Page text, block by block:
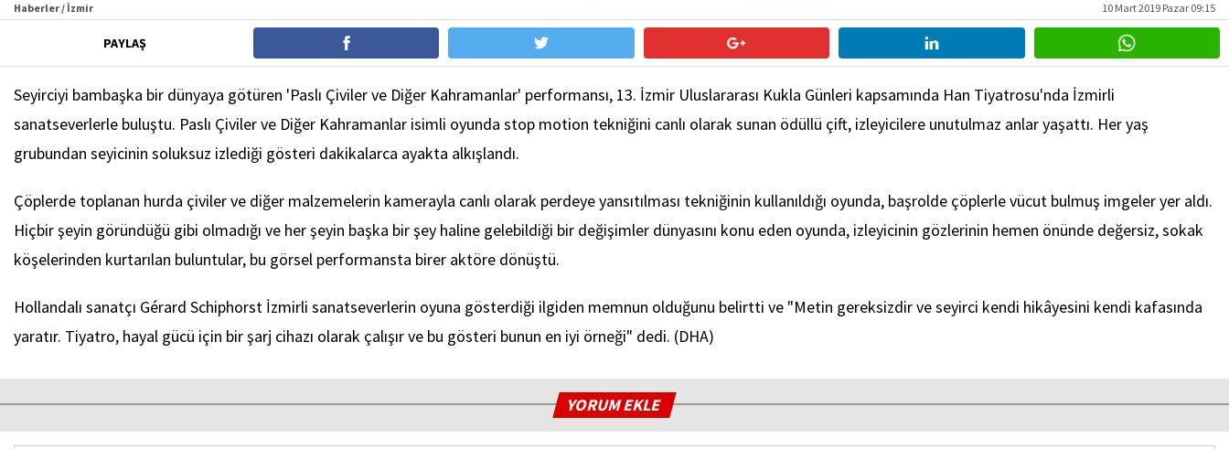
Haberler / İzmir 10 Mart 2019 Pazar 09:15
PAYLAŞ
Seyirciyi bambaşka bir dünyaya götüren 'Paslı Çiviler ve Diğer Kahramanlar' performansı, 13. İzmir Uluslararası Kukla Günleri kapsamında Han Tiyatrosu'nda İzmirli
sanatseverlerle buluştu. Paslı Çiviler ve Diğer Kahramanlar isimli oyunda stop motion tekniğini canlı olarak sunan ödüllü çift, izleyicilere unutulmaz anlar yaşattı. Her yaş
grubundan seyicinin soluksuz izlediği gösteri dakikalarca ayakta alkışlandı.
Çöplerde toplanan hurda çiviler ve diğer malzemelerin kamerayla canlı olarak perdeye yansıtılması tekniğinin kullanıldığı oyunda, başrolde çöplerle vücut bulmuş imgeler yer aldı.
Hiçbir şeyin göründüğü gibi olmadığı ve her şeyin başka bir şey haline gelebildiği bir değişimler dünyasını konu eden oyunda, izleyicinin gözlerinin hemen önünde değersiz, sokak
köşelerinden kurtarılan buluntular, bu görsel performansta birer aktöre dönüştü.
Hollandalı sanatçı Gérard Schiphorst İzmirli sanatseverlerin oyuna gösterdiği ilgiden memnun olduğunu belirtti ve "Metin gereksizdir ve seyirci kendi hikâyesini kendi kafasında
yaratır. Tiyatro, hayal gücü için bir şarj cihazı olarak çalışır ve bu gösteri bunun en iyi örneği" dedi. (DHA)
YORUM EKLE